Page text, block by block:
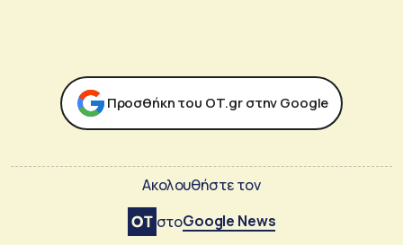
Προσθήκη του ΟΤ.gr στην Google
Ακολουθήστε τον
στοGoogle News